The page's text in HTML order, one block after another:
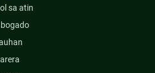
sa atin